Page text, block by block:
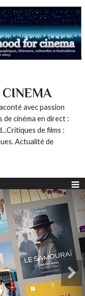
CINEMA
avec passion
de cinéma en direct :
de films :
Actualité de